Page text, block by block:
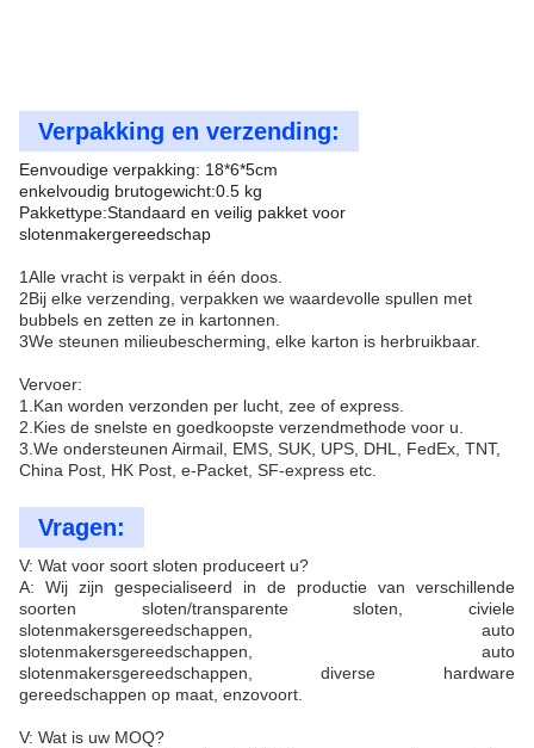
Verpakking en verzending:
Eenvoudige verpakking: 18*6*5cm
enkelvoudig brutogewicht:0.5 kg
Pakkettype:Standaard en veilig pakket voor
slotenmakergereedschap
1Alle vracht is verpakt in één doos.
2Bij elke verzending, verpakken we waardevolle spullen met
bubbels en zetten ze in kartonnen.
3We steunen milieubescherming, elke karton is herbruikbaar.
Vervoer:
1.Kan worden verzonden per lucht, zee of express.
2.Kies de snelste en goedkoopste verzendmethode voor u.
3.We ondersteunen Airmail, EMS, SUK, UPS, DHL, FedEx, TNT,
China Post, HK Post, e-Packet, SF-express etc.
Vragen:
V: Wat voor soort sloten produceert u?
A: Wij zijn gespecialiseerd in de productie van verschillende
soorten sloten/transparente sloten, civiele
slotenmakersgereedschappen, auto
slotenmakersgereedschappen, auto
slotenmakersgereedschappen, diverse hardware
gereedschappen op maat, enzovoort.
V: Wat is uw MOQ?